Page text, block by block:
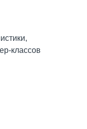
классов